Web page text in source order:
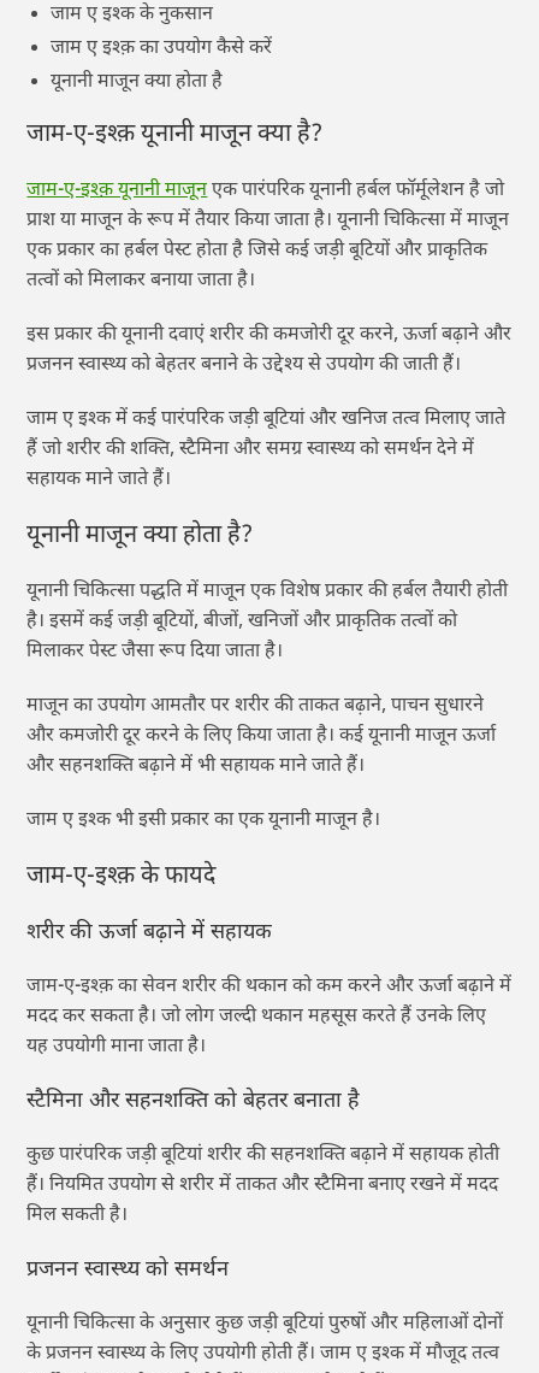
जाम ए इश्क के नुकसान
जाम ए इश्क़ का उपयोग कैसे करें
यूनानी माजून क्या होता है
जाम-ए-इश्क़ यूनानी माजून क्या है?
जाम-ए-इश्क़ यूनानी माजूनएक पारंपरिक यूनानी हर्बल फॉर्मूलेशन है जो
प्राश या माजून के रूप में तैयार किया जाता है। यूनानी चिकित्सा में माजून
एक प्रकार का हर्बल पेस्ट होता है जिसे कई जड़ी बूटियों और प्राकृतिक
तत्वों को मिलाकर बनाया जाता है।
इस प्रकार की यूनानी दवाएं शरीर की कमजोरी दूर करने, ऊर्जा बढ़ाने और
प्रजनन स्वास्थ्य को बेहतर बनाने के उद्देश्य से उपयोग की जाती हैं।
जाम ए इश्क में कई पारंपरिक जड़ी बूटियां और खनिज तत्व मिलाए जाते
हैं जो शरीर की शक्ति, स्टैमिना और समग्र स्वास्थ्य को समर्थन देने में
सहायक माने जाते हैं।
यूनानी माजून क्या होता है?
यूनानी चिकित्सा पद्धति में माजून एक विशेष प्रकार की हर्बल तैयारी होती
है। इसमें कई जड़ी बूटियों, बीजों, खनिजों और प्राकृतिक तत्वों को
मिलाकर पेस्ट जैसा रूप दिया जाता है।
माजून का उपयोग आमतौर पर शरीर की ताकत बढ़ाने, पाचन सुधारने
और कमजोरी दूर करने के लिए किया जाता है। कई यूनानी माजून ऊर्जा
और सहनशक्ति बढ़ाने में भी सहायक माने जाते हैं।
जाम ए इश्क भी इसी प्रकार का एक यूनानी माजून है।
जाम-ए-इश्क़ के फायदे
शरीर की ऊर्जा बढ़ाने में सहायक
जाम-ए-इश्क़ का सेवन शरीर की थकान को कम करने और ऊर्जा बढ़ाने में
मदद कर सकता है। जो लोग जल्दी थकान महसूस करते हैं उनके लिए
यह उपयोगी माना जाता है।
स्टैमिना और सहनशक्ति को बेहतर बनाता है
कुछ पारंपरिक जड़ी बूटियां शरीर की सहनशक्ति बढ़ाने में सहायक होती
हैं। नियमित उपयोग से शरीर में ताकत और स्टैमिना बनाए रखने में मदद
मिल सकती है।
प्रजनन स्वास्थ्य को समर्थन
यूनानी चिकित्सा के अनुसार कुछ जड़ी बूटियां पुरुषों और महिलाओं दोनों
के प्रजनन स्वास्थ्य के लिए उपयोगी होती हैं। जाम ए इश्क में मौजूद तत्व